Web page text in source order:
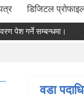
डिजिटल
पेश गर्ने सम्बन्धमा।
वडा